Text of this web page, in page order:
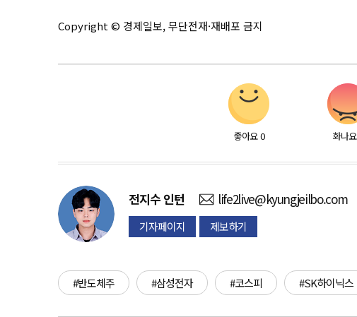
Copyright © 경제일보, 무단전재·재배포 금지
좋아요 0 화나요
전지수 인턴 life2live@kyungjeilbo.com
기자페이지 제보하기
#반도체주 #삼성전자 #코스피 #SK하이닉스